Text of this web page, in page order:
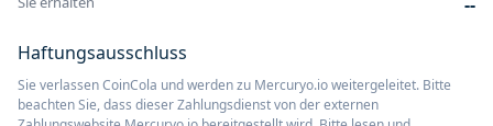
Haftungsausschluss
Sie verlassen CoinCola und werden zu Mercuryo.io weitergeleitet. Bitte
beachten Sie, dass dieser Zahlungsdienst von der externen